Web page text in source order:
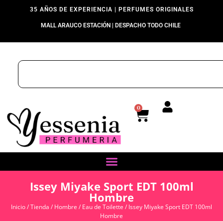
35 AÑOS DE EXPERIENCIA | PERFUMES ORIGINALES
MALL ARAUCO ESTACIÓN | DESPACHO TODO CHILE
0
Issey Miyake Sport EDT 100ml
Hombre
Inicio/Tienda / Hombre / Eau de Toilette / Issey Miyake Sport EDT 100ml
Hombre